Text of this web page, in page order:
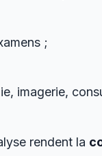
;
imagerie,
rendent la